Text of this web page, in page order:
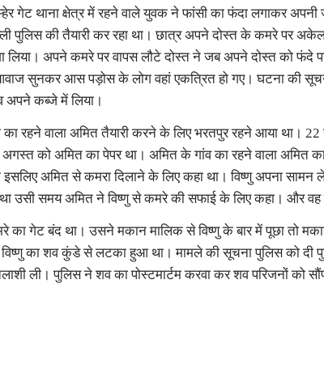
गेट थाना क्षेत्र में रहने वाले युवक ने फांसी का फंदा लगाकर अपनी
पुलिस की तैयारी कर रहा था। छात्र अपने दोस्त के कमरे पर
लिया। अपने कमरे पर वापस लौटे दोस्त ने जब अपने दोस्त को फंदे
सुनकर आस पड़ोस के लोग वहां एकत्रित हो गए। घटना की
अपने कब्जे में लिया।
का रहने वाला अमित तैयारी करने के लिए भरतपुर रहने आया था।
अगस्त को अमित का पेपर था। अमित के गांव का रहने वाला अमित
इसलिए अमित से कमरा दिलाने के लिए कहा था। विष्णु अपना
था उसी समय अमित ने विष्णु से कमरे की सफाई के लिए कहा। और वह
का गेट बंद था। उसने मकान मालिक से विष्णु के बार में पूछा तो
विष्णु का शव कुंडे से लटका हुआ था। मामले की सूचना पुलिस को दी
ली। पुलिस ने शव का पोस्टमार्टम करवा कर शव परिजनों को